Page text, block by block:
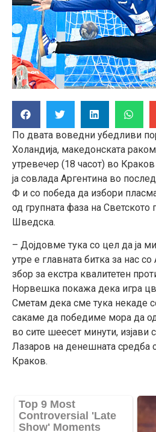
По двата воведни убедливи
Холандија, македонската
утревечер (18 часот) во
ја совлада Аргентина во
Ф и со победа да избори
од групната фаза на
Шведска.
– Дојдовме тука со цел да ја
утре е главната битка за нас
збор за екстра квалитетен
Норвешка покажа дека игра
Сметам дека сме тука некаде
сакаме да победиме мора да
во сите шеесет минути, изјави
Лазаров на денешната средба
Краков.